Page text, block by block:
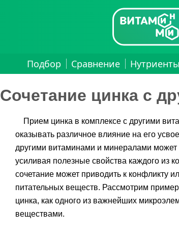
Подбор Сравнение
Сочетание цинка с
Прием цинка в комплексе с другими
оказывать различное влияние на его
другими витаминами и минералами может
усиливая полезные свойства каждого из
сочетание может приводить к конфликту
питательных веществ. Рассмотрим
цинка, как одного из важнейших
веществами.